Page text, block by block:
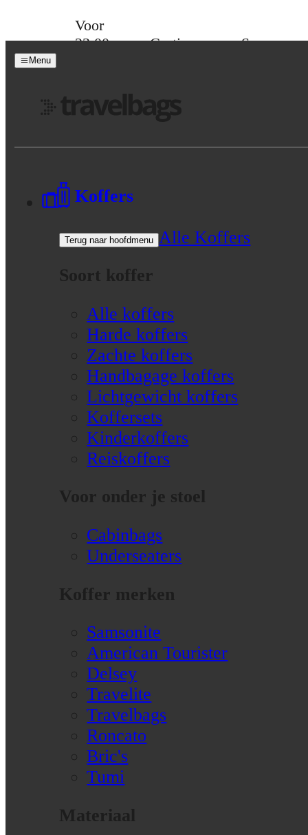
Voor
23:00
Gratis
Spaar
Menu
Koffers
Terug naar hoofdmenu
Alle Koffers
Soort koffer
Alle koffers
Harde koffers
Zachte koffers
Handbagage koffers
Lichtgewicht koffers
Koffersets
Kinderkoffers
Reiskoffers
Voor onder je stoel
Cabinbags
Underseaters
Koffer merken
Samsonite
American Tourister
Delsey
Travelite
Travelbags
Roncato
Bric's
Tumi
Materiaal